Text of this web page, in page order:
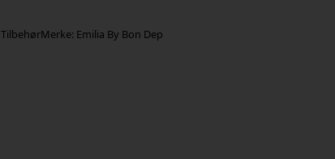
TilbehørMerke: Emilia By Bon Dep